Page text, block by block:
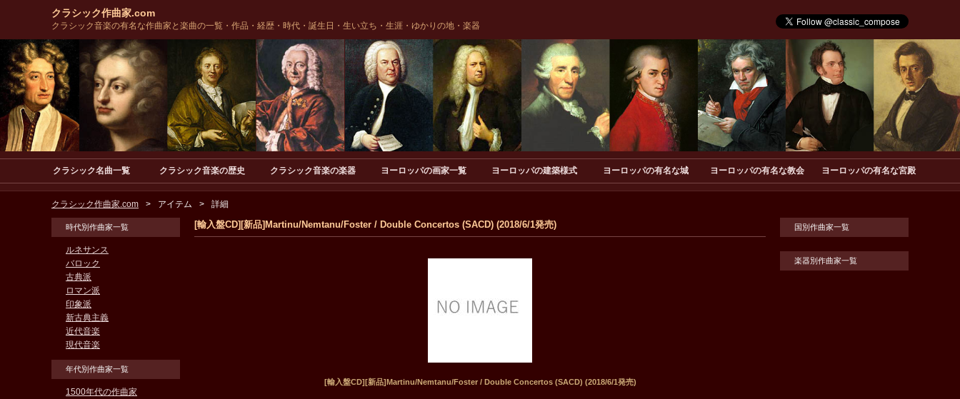
クラシック作曲家.com
クラシック音楽の有名な作曲家と楽曲の一覧・作品・経歴・時代・誕生日・生い立ち・生涯・ゆかりの地・楽器
クラシック名曲一覧 クラシック音楽の歴史 クラシック音楽の楽器 ヨーロッパの画家一覧 ヨーロッパの建築様式 ヨーロッパの有名な城 ヨーロッパの有名な教会 ヨーロッパの有名な宮殿
クラシック作曲家.com アイテム 詳細
[輸入盤CD][新品]Martinu/Nemtanu/Foster / Double Concertos (SACD) (2018/6/1発売)
[輸入盤CD][新品]Martinu/Nemtanu/Foster / Double Concertos (SACD) (2018/6/1発売)
時代別作曲家一覧
ルネサンス
バロック
古典派
ロマン派
印象派
新古典主義
近代音楽
現代音楽
年代別作曲家一覧
1500年代の作曲家
国別作曲家一覧
楽器別作曲家一覧